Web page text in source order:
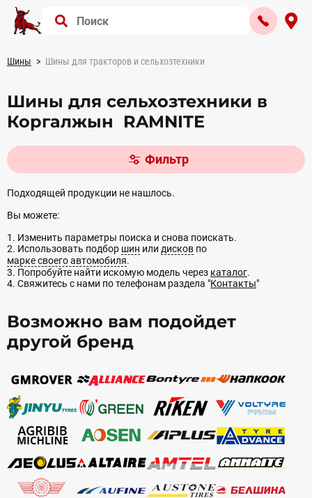
Шины Шины для тракторов и сельхозтехники
Шины для сельхозтехники в
Коргалжын RAMNITE
Фильтр
Подходящей продукции не нашлось.
Вы можете:
1. Изменить параметры поиска и снова поискать.
2. Использовать подбор шин или дисков по
марке своего автомобиля.
3. Попробуйте найти искомую модель через каталог.
4. Свяжитесь с нами по телефонам раздела "Контакты"
Возможно вам подойдет
другой бренд